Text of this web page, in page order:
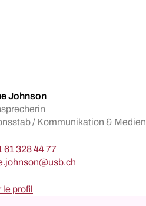
Johnson
/ Kommunikation & Medien
61 328 44 77
le profil